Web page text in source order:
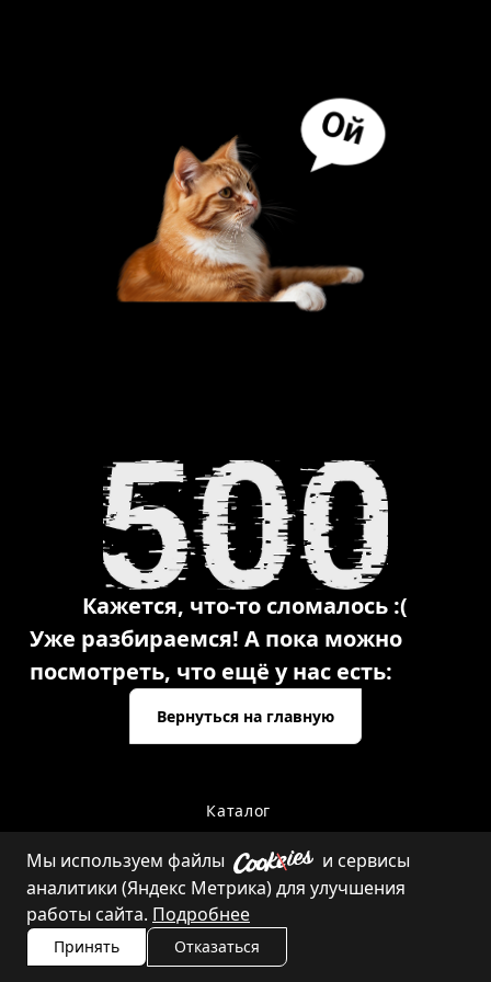
Кажется, что-то сломалось :(
Уже разбираемся! А пока можно
посмотреть, что ещё у нас есть:
Вернуться на главную
Каталог
Контакты
Мы используем файлы
и сервисы
аналитики (Яндекс Метрика) для улучшения
работы сайта. Подробнее
Принять Отказаться